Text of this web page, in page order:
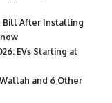
Bill After Installing
EVs Starting at
Wallah and 6 Other